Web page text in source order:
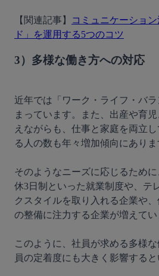
【関連記事】
コミュニケーショ
ド」を運用する5つのコツ
3）多様な働き方への対応
近年では「ワーク・ライフ・バ
まっています。また、出産や育
えながらも、仕事と家庭を両立
る人の数も年々増加傾向にありま
そのようなニーズに応じるため
休3日制といった就業制度や、テ
クスタイルを取り入れる企業や
の整備に注力する企業が増えてい
このように、社員が求める多様